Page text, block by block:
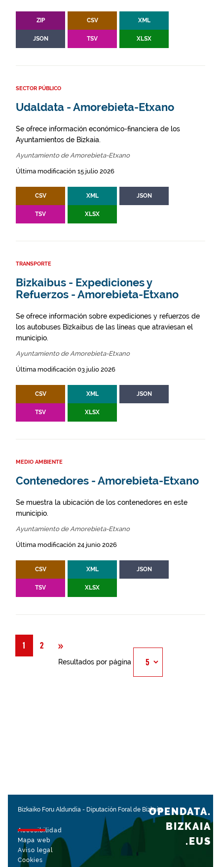
ZIP CSV XML
JSON TSV XLSX
SECTOR PÚBLICO
Udaldata - Amorebieta-Etxano
Se ofrece información económico-financiera de los
Ayuntamientos de Bizkaia.
Ayuntamiento de Amorebieta-Etxano
Última modificación 15 julio 2026
CSV XML JSON
TSV XLSX
TRANSPORTE
Bizkaibus - Expediciones y
Refuerzos - Amorebieta-Etxano
Se ofrece información sobre expediciones y refuerzos de
los autobuses Bizkaibus de las líneas que atraviesan el
municipio.
Ayuntamiento de Amorebieta-Etxano
Última modificación 03 julio 2026
CSV XML JSON
TSV XLSX
MEDIO AMBIENTE
Contenedores - Amorebieta-Etxano
Se muestra la ubicación de los contenedores en este
municipio.
Ayuntamiento de Amorebieta-Etxano
Última modificación 24 junio 2026
CSV XML JSON
TSV XLSX
1 2 »
Resultados por página
Bizkaiko Foru Aldundia - Diputación Foral de Bizkaia
Accesibilidad
Mapa web
Aviso legal
Cookies
OPENDATA.
BIZKAIA
.EUS